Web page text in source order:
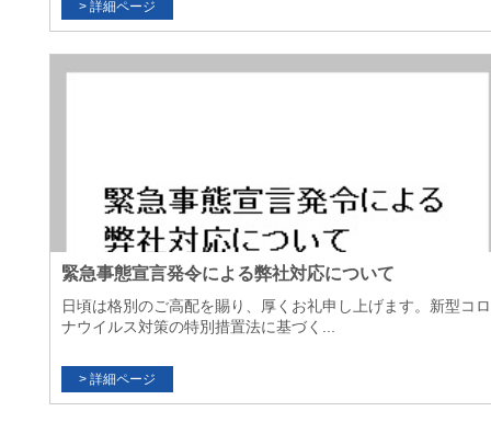
緊急事態宣言発令による弊社対応について
日頃は格別のご高配を賜り、厚くお礼申し上げます。新型コロ
ナウイルス対策の特別措置法に基づく...